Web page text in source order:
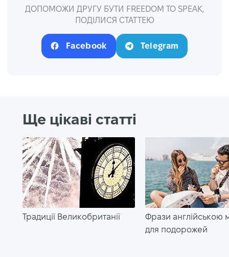
ДОПОМОЖИ ДРУГУ БУТИ FREEDOM TO SPEAK,
ПОДІЛИСЯ СТАТТЕЮ
Facebook Telegram
Ще цікаві статті
Традиції Великобританії
Фрази англійською
для подорожей